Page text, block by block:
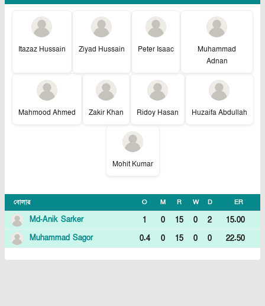
Itazaz Hussain Ziyad Hussain Peter Isaac
Muhammad
Adnan
Mahmood Ahmed Zakir Khan Ridoy Hasan Huzaifa Abdullah
Mohit Kumar
বোলার O M R W D ER
Md-Anik Sarker 1 0 15 0 2
15.00
Muhammad Sagor
0.4 0 15 0 0 22.50